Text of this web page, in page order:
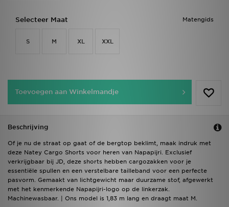
Matengids
Selecteer Maat
S M XL XXL
Toevoegen aan Winkelmandje
Beschrijving
Of je nu de straat op gaat of de bergtop beklimt, maak indruk met
deze Natey Cargo Shorts voor heren van Napapijri. Exclusief
verkrijgbaar bij JD, deze shorts hebben cargozakken voor je
essentiële spullen en een verstelbare tailleband voor een perfecte
pasvorm. Gemaakt van lichtgewicht maar duurzame stof, afgewerkt
met het kenmerkende Napapijri-logo op de linkerzak.
Machinewasbaar. | Ons model is 1,83 m lang en draagt maat M.